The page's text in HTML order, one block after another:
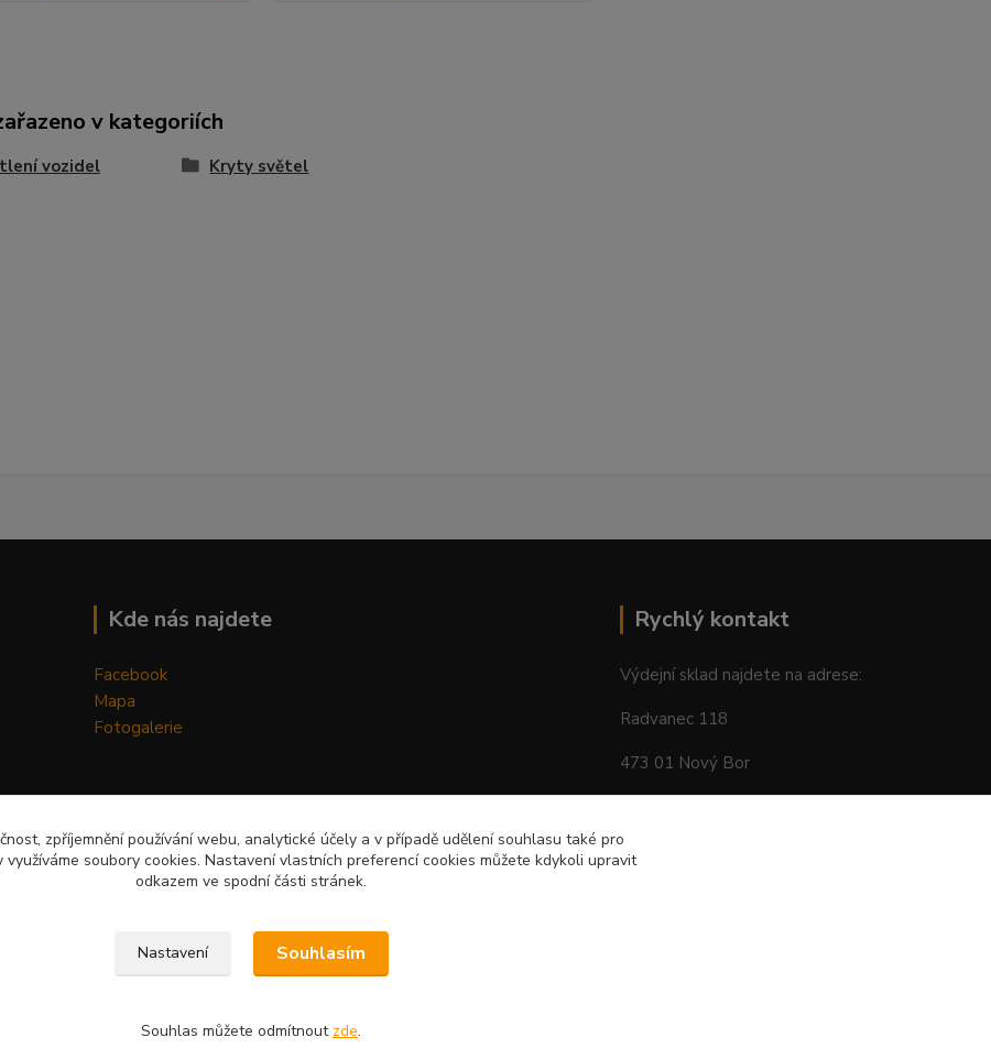
v kategoriích
vozidel Kryty světel
Kde nás najdete
Facebook
Mapa
Fotogalerie
Rychlý kontakt
Výdejní sklad najdete na adrese:
Radvanec 118
473 01 Nový Bor
Upravit sběr cookies.
zpříjemnění používání webu, analytické účely a v případě udělení souhlasu také pro
využíváme soubory cookies. Nastavení vlastních preferencí cookies můžete kdykoli upravit
odkazem ve spodní části stránek.
Nastavení Souhlasím
Souhlas můžete odmítnout zde.